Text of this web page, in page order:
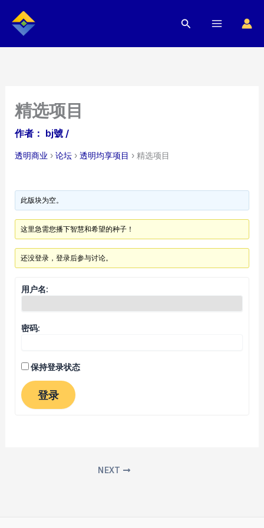
搜
精选项目
作者： bj號 /
透明商业 › 论坛 › 透明均享项目 › 精选项目
此版块为空。
这里急需您播下智慧和希望的种子！
还没登录，登录后参与讨论。
用户名:
密码:
保持登录状态
登录
NEXT